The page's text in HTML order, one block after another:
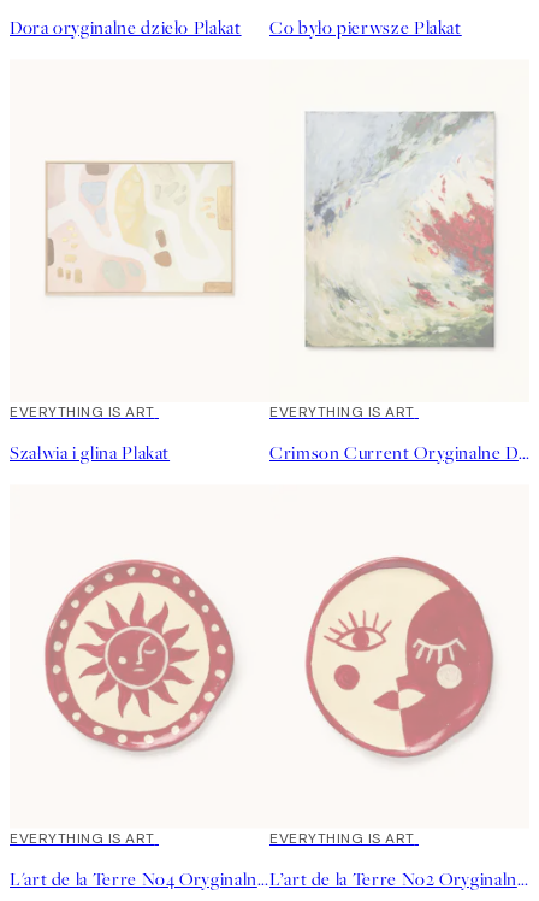
Dora oryginalne dzieło Plakat Co było pierwsze Plakat
EVERYTHING IS ART
Szałwia i glina Plakat
EVERYTHING IS ART
Crimson Current Oryginalne Dzieło
EVERYTHING IS ART
L'art de la Terre No4 Oryginalne Dzieło
EVERYTHING IS ART
L’art de la Terre No2 Oryginalne Dzieło